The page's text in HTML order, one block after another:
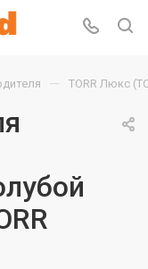
— TORR Люкс